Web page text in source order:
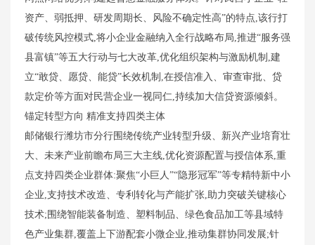
资产、弱抵押、研发周期长、风险不确定性高”的特点,该行打
破传统风控模式,将小企业金融纳入全行战略布局,推进“服务强
县富镇”等五大行动与七大改革,优化组织架构与激励机制,建
立“敢贷、愿贷、能贷”长效机制,在授信准入、审查审批、贷
款定价等方面对民营企业一视同仁,持续加大信贷资源倾斜。
锚定转型方向 精准支持四类主体
邮储银行潍坊市分行围绕传统产业转型升级、新兴产业培育壮
大、未来产业前瞻布局三大主线,优化资源配置与授信体系,重
点支持四类企业群体:聚焦“小巨人”“隐形冠军”等专精特新中小
企业,支持技术改造、专利转化与产能扩张,助力突破关键核心
技术;围绕智能装备制造、塑料制品、绿色食品加工等县域特
色产业集群,覆盖上下游配套小微企业,推动集群协同发展;针